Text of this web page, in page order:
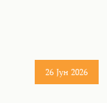
26 Јун 2026